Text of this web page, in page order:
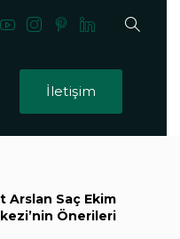
İletişim
Arslan Saç Ekim
Önerileri